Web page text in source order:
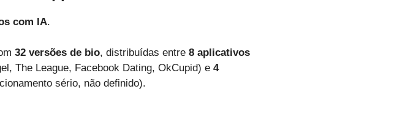
com IA.
32 versões de bio, distribuídas entre 8 aplicativos
The League, Facebook Dating, OkCupid) e 4
sério, não definido).